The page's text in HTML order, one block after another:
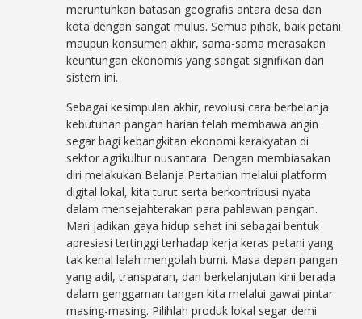
meruntuhkan batasan geografis antara desa dan
kota dengan sangat mulus. Semua pihak, baik petani
maupun konsumen akhir, sama-sama merasakan
keuntungan ekonomis yang sangat signifikan dari
sistem ini.
Sebagai kesimpulan akhir, revolusi cara berbelanja
kebutuhan pangan harian telah membawa angin
segar bagi kebangkitan ekonomi kerakyatan di
sektor agrikultur nusantara. Dengan membiasakan
diri melakukan Belanja Pertanian melalui platform
digital lokal, kita turut serta berkontribusi nyata
dalam mensejahterakan para pahlawan pangan.
Mari jadikan gaya hidup sehat ini sebagai bentuk
apresiasi tertinggi terhadap kerja keras petani yang
tak kenal lelah mengolah bumi. Masa depan pangan
yang adil, transparan, dan berkelanjutan kini berada
dalam genggaman tangan kita melalui gawai pintar
masing-masing. Pilihlah produk lokal segar demi